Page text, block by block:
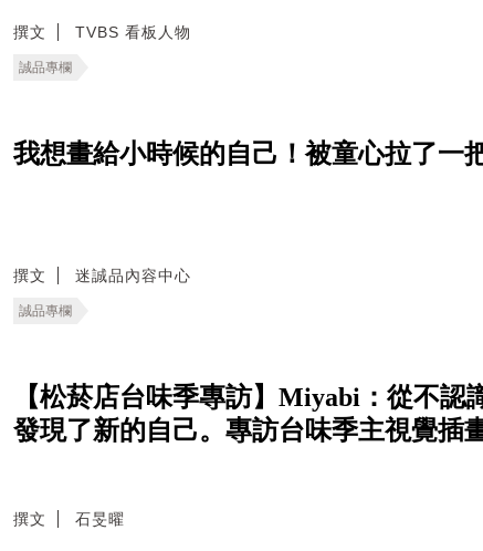
撰文 TVBS 看板人物
誠品專欄
我想畫給小時候的自己！被童心拉了一
撰文 迷誠品內容中心
誠品專欄
【松菸店台味季專訪】Miyabi：從不
發現了新的自己。專訪台味季主視覺插
撰文 石旻曜